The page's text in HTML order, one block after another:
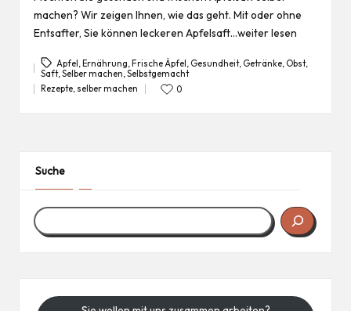
machen? Wir zeigen Ihnen, wie das geht. Mit oder ohne
Entsafter, Sie können leckeren Apfelsaft…weiter lesen
Tags:
Apfel,Ernährung,Frische Äpfel, Gesundheit, Getränke, Obst,
Saft,Selber machen,Selbstgemacht
Posted
Rezepte, selber machen 0
Suche